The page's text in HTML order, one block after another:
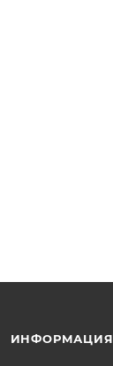
ИНФОРМАЦИЯ